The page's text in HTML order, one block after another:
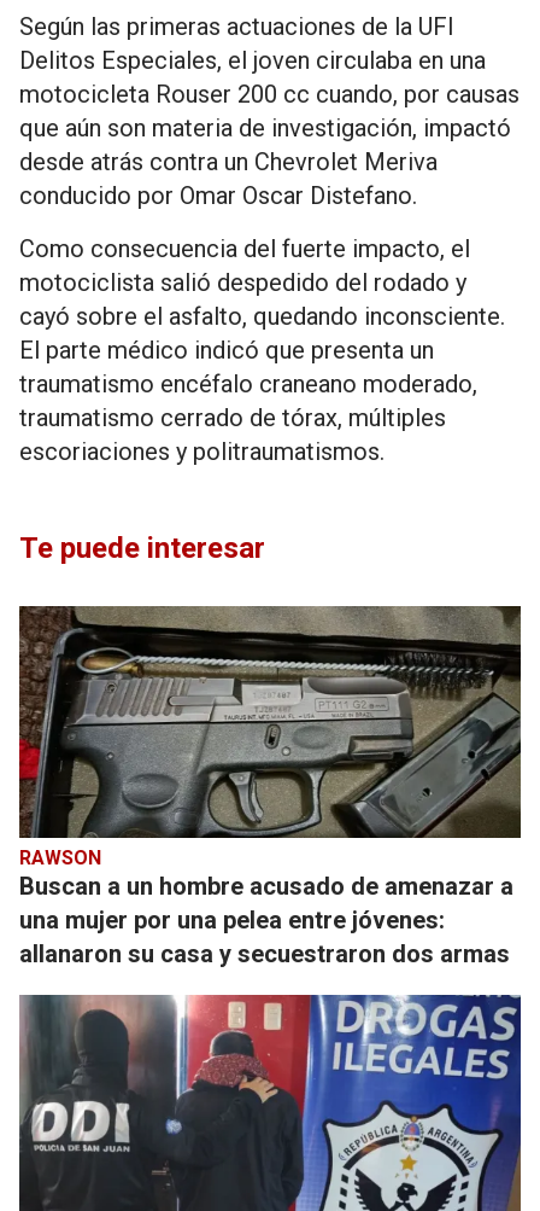
Según las primeras actuaciones de la UFI
Delitos Especiales, el joven circulaba en una
motocicleta Rouser 200 cc cuando, por causas
que aún son materia de investigación, impactó
desde atrás contra un Chevrolet Meriva
conducido por Omar Oscar Distefano.
Como consecuencia del fuerte impacto, el
motociclista salió despedido del rodado y
cayó sobre el asfalto, quedando inconsciente.
El parte médico indicó que presenta un
traumatismo encéfalo craneano moderado,
traumatismo cerrado de tórax, múltiples
escoriaciones y politraumatismos.
Te puede interesar
RAWSON
Buscan a un hombre acusado de amenazar a
una mujer por una pelea entre jóvenes:
allanaron su casa y secuestraron dos armas